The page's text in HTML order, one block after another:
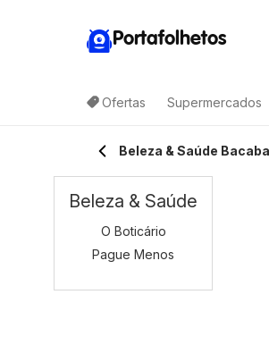
Portafolhetos
Ofertas Supermercados
Beleza & Saúde
Beleza & Saúde
O Boticário
Pague Menos